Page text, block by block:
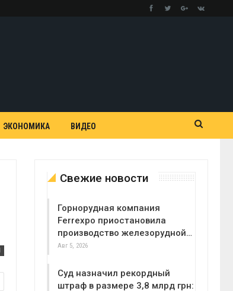
ЭКОНОМИКА ВИДЕО
Свежие новости
Горнорудная компания
Ferrexpo приостановила
производство железорудной…
Авг 5, 2026
Суд назначил рекордный
штраф в размере 3,8 млрд грн: